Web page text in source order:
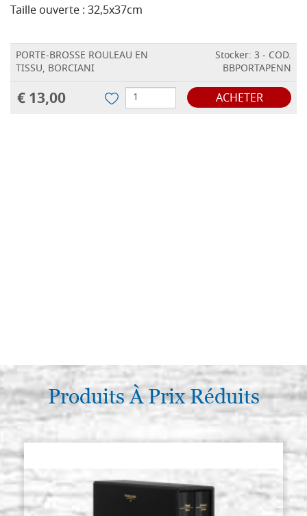
Taille ouverte : 32,5x37cm
PORTE-BROSSE ROULEAU EN
TISSU, BORCIANI
Stocker: 3 - COD.
BBPORTAPENN
€ 13,00 ACHETER
Produits À Prix Réduits